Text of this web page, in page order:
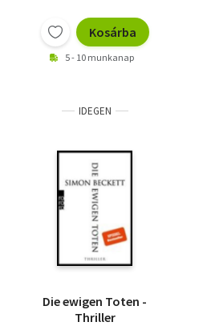
Kosárba
5 - 10 munkanap
IDEGEN
Die ewigen Toten -
Thriller